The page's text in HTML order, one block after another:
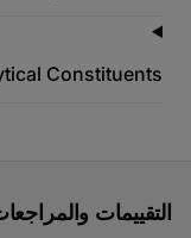
Constituents
التقييمات